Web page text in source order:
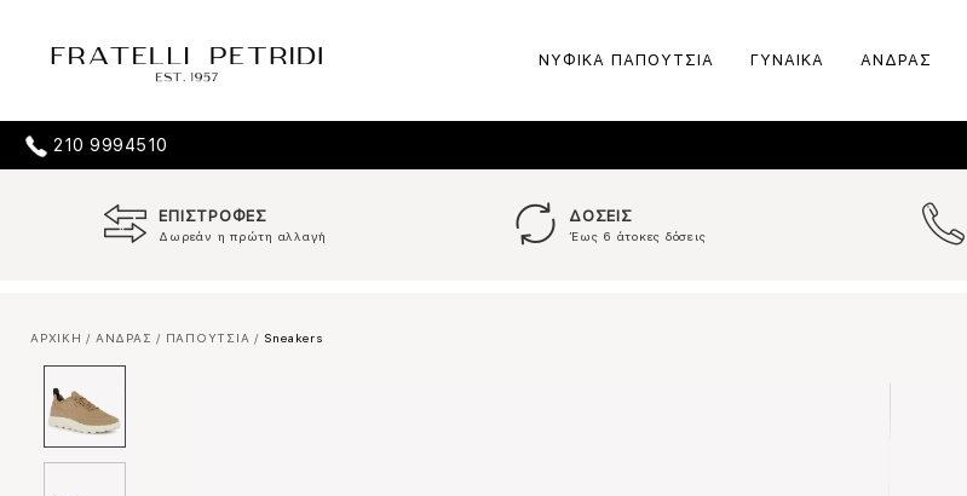
ΝΥΦΙΚΑ ΠΑΠΟΥΤΣΙΑ ΓΥΝΑΙΚΑ ΑΝΔΡΑΣ
210 9994510
ΕΠΙΣΤΡΟΦΕΣ
Δωρεάν η πρώτη αλλαγή
ΔΟΣΕΙΣ
Έως 6 άτοκες δόσεις
ΑΡΧΙΚΗ / ΑΝΔΡΑΣ / ΠΑΠΟΥΤΣΙΑ / Sneakers